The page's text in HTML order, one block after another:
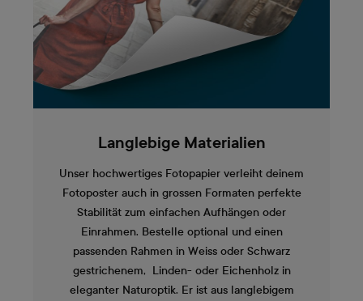
Langlebige Materialien
Unser hochwertiges Fotopapier verleiht deinem
Fotoposter auch in grossen Formaten perfekte
Stabilität zum einfachen Aufhängen oder
Einrahmen. Bestelle optional und einen
passenden Rahmen in Weiss oder Schwarz
gestrichenem, Linden- oder Eichenholz in
eleganter Naturoptik. Er ist aus langlebigem